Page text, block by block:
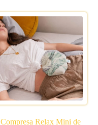
Compresa Relax Mini de